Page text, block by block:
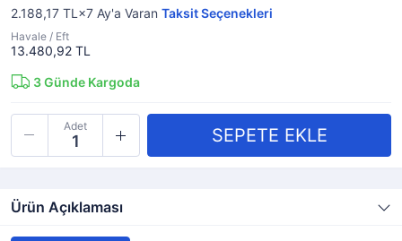
2.188,17 TL×7 Ay'a Varan Taksit Seçenekleri
Havale / Eft
13.480,92 TL
3Günde Kargoda
Adet
Ürün Açıklaması